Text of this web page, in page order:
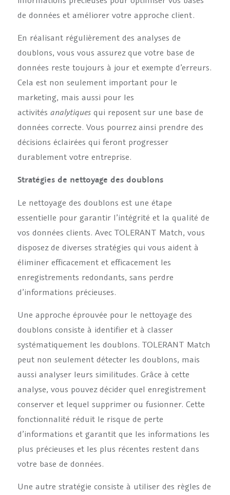
de données et améliorer votre approche client.
En réalisant régulièrement des analyses de
doublons, vous vous assurez que votre base de
données reste toujours à jour et exempte d’erreurs.
Cela est non seulement important pour le
marketing, mais aussi pour les
activités analytiquesqui reposent sur une base de
données correcte. Vous pourrez ainsi prendre des
décisions éclairées qui feront progresser
durablement votre entreprise.
Stratégies de nettoyage des doublons
Le nettoyage des doublons est une étape
essentielle pour garantir l’intégrité et la qualité de
vos données clients. Avec TOLERANT Match, vous
disposez de diverses stratégies qui vous aident à
éliminer efficacement et efficacement les
enregistrements redondants, sans perdre
d’informations précieuses.
Une approche éprouvée pour le nettoyage des
doublons consiste à identifier et à classer
systématiquement les doublons. TOLERANT Match
peut non seulement détecter les doublons, mais
aussi analyser leurs similitudes. Grâce à cette
analyse, vous pouvez décider quel enregistrement
conserver et lequel supprimer ou fusionner. Cette
fonctionnalité réduit le risque de perte
d’informations et garantit que les informations les
plus précieuses et les plus récentes restent dans
votre base de données.
Une autre stratégie consiste à utiliser des règles de